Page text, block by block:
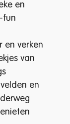
en
fun
en verken
van
en